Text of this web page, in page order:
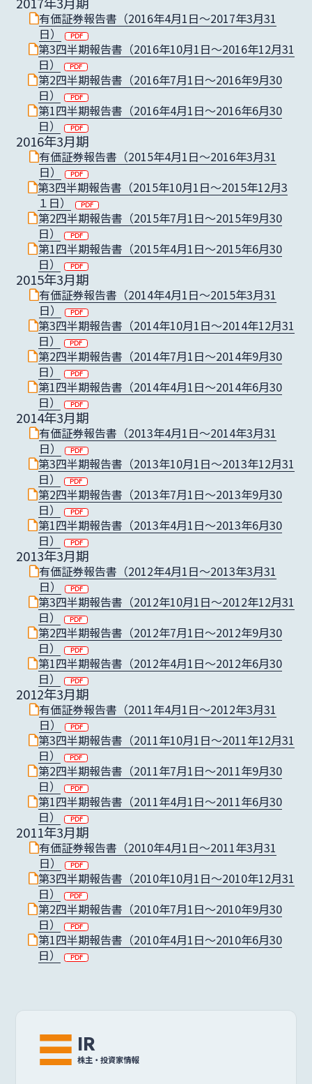
IR
株主・投資家情報
有価証券報告書（2016年4月1日〜2017年3月31
日）
第3四半期報告書（2016年10月1日〜2016年12月31
日）
第2四半期報告書（2016年7月1日〜2016年9月30
日）
第1四半期報告書（2016年4月1日〜2016年6月30
日）
2016年3月期
有価証券報告書（2015年4月1日〜2016年3月31
日）
第3四半期報告書（2015年10月1日〜2015年12月3
１日）
第2四半期報告書（2015年7月1日〜2015年9月30
日）
第1四半期報告書（2015年4月1日〜2015年6月30
日）
2015年3月期
有価証券報告書（2014年4月1日〜2015年3月31
日）
第3四半期報告書（2014年10月1日〜2014年12月31
日）
第2四半期報告書（2014年7月1日〜2014年9月30
日）
第1四半期報告書（2014年4月1日〜2014年6月30
日）
2014年3月期
有価証券報告書（2013年4月1日〜2014年3月31
日）
第3四半期報告書（2013年10月1日〜2013年12月31
日）
第2四半期報告書（2013年7月1日〜2013年9月30
日）
第1四半期報告書（2013年4月1日〜2013年6月30
日）
2013年3月期
有価証券報告書（2012年4月1日〜2013年3月31
日）
第3四半期報告書（2012年10月1日〜2012年12月31
日）
第2四半期報告書（2012年7月1日〜2012年9月30
日）
第1四半期報告書（2012年4月1日〜2012年6月30
日）
2012年3月期
有価証券報告書（2011年4月1日〜2012年3月31
日）
第3四半期報告書（2011年10月1日〜2011年12月31
日）
第2四半期報告書（2011年7月1日〜2011年9月30
日）
第1四半期報告書（2011年4月1日〜2011年6月30
日）
2011年3月期
有価証券報告書（2010年4月1日〜2011年3月31
日）
第3四半期報告書（2010年10月1日〜2010年12月31
日）
第2四半期報告書（2010年7月1日〜2010年9月30
日）
第1四半期報告書（2010年4月1日〜2010年6月30
日）